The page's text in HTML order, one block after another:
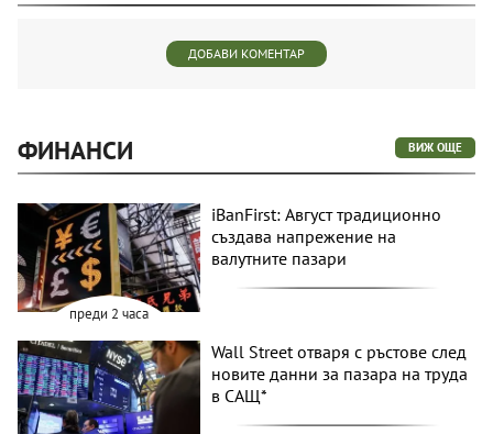
ДОБАВИ КОМЕНТАР
ФИНАНСИ ВИЖ ОЩЕ
преди 2 часа
iBanFirst: Август традиционно
създава напрежение на
валутните пазари
Wall Street отваря с ръстове след
новите данни за пазара на труда
в САЩ*